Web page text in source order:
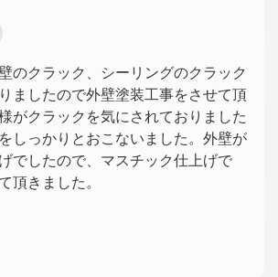
のクラック、シーリングのクラック
ましたので外壁塗装工事をさせて頂
がクラックを気にされておりました
しっかりとおこないました。外壁が
でしたので、マスチック仕上げで
頂きました。